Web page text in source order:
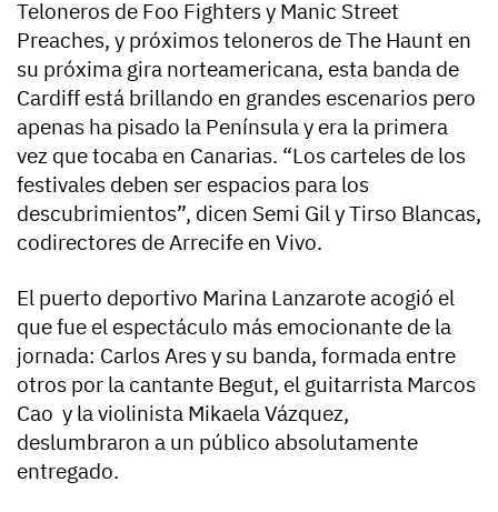
Teloneros de Foo Fighters y Manic Street
Preaches, y próximos teloneros de The Haunt en
su próxima gira norteamericana, esta banda de
Cardiff está brillando en grandes escenarios pero
apenas ha pisado la Península y era la primera
vez que tocaba en Canarias. “Los carteles de los
festivales deben ser espacios para los
descubrimientos”, dicen Semi Gil y Tirso Blancas,
codirectores de Arrecife en Vivo.
El puerto deportivo Marina Lanzarote acogió el
que fue el espectáculo más emocionante de la
jornada: Carlos Ares y su banda, formada entre
otros por la cantante Begut, el guitarrista Marcos
Cao y la violinista Mikaela Vázquez,
deslumbraron a un público absolutamente
entregado.